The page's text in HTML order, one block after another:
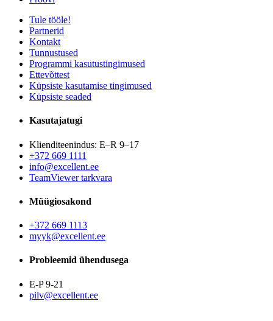
Tule tööle!
Partnerid
Kontakt
Tunnustused
Programmi kasutustingimused
Ettevõttest
Küpsiste kasutamise tingimused
Küpsiste seaded
Kasutajatugi
Klienditeenindus: E–R 9–17
+372 669 1111
info@excellent.ee
TeamViewer tarkvara
Müügiosakond
+372 669 1113
myyk@excellent.ee
Probleemid ühendusega
E-P 9-21
pilv@excellent.ee